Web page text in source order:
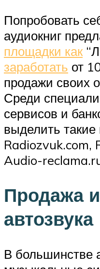
Попробовать
аудиокниг
площадки как
заработать от
продажи своих
Среди
сервисов и
выделить такие
Radiozvuk.com,
Audio-
Продажа
автозвука
В большинстве